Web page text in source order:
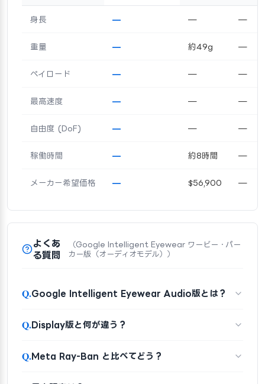
身長 — — —
重量 — 約49g —
ペイロード — — —
最高速度 — — —
自由度 (DoF) — — —
稼働時間 — 約8時間 —
メーカー希望価格 — $56,900 —
よくあ
る質問
（Google Intelligent Eyewear ワービー・パー
カー版（オーディオモデル））
Q.Google Intelligent Eyewear Audio版とは？
Q.Display版と何が違う？
Q.Meta Ray-Ban と比べてどう？